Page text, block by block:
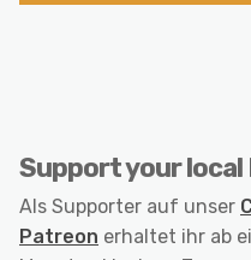
Support your local
Als Supporter auf unser
Patreon erhaltet ihr ab